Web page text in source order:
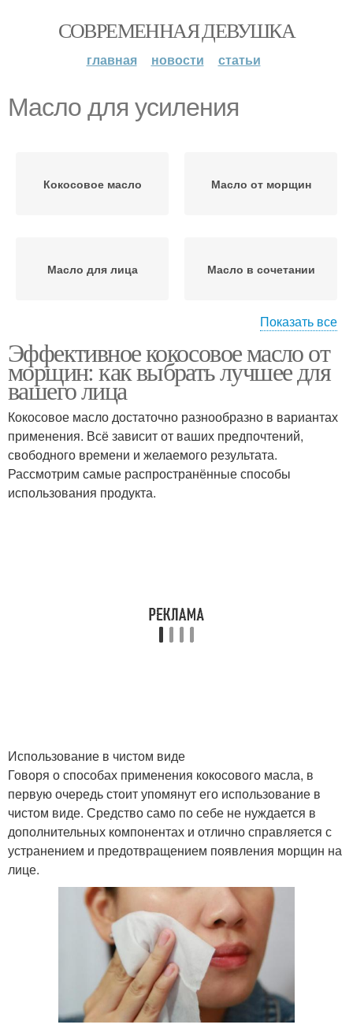
СОВРЕМЕННАЯ ДЕВУШКА
главная новости статьи
Масло для усиления
Кокосовое масло Масло от морщин
Масло для лица Масло в сочетании
Масла для лица
чувствительной кожи
Факт про кокосовое
масло
Показать все
Эффективное кокосовое масло от
морщин: как выбрать лучшее для
вашего лица
Кокосовое масло достаточно разнообразно в вариантах
применения. Всё зависит от ваших предпочтений,
свободного времени и желаемого результата.
Рассмотрим самые распространённые способы
использования продукта.
Использование в чистом виде
Говоря о способах применения кокосового масла, в
первую очередь стоит упомянут его использование в
чистом виде. Средство само по себе не нуждается в
дополнительных компонентах и отлично справляется с
устранением и предотвращением появления морщин на
лице.